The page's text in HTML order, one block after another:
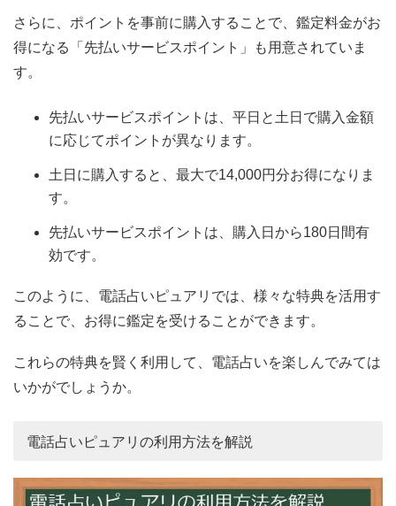
さらに、ポイントを事前に購入することで、鑑定料金がお
得になる「先払いサービスポイント」も用意されていま
す。
先払いサービスポイントは、平日と土日で購入金額
に応じてポイントが異なります。
土日に購入すると、最大で14,000円分お得になりま
す。
先払いサービスポイントは、購入日から180日間有
効です。
このように、電話占いピュアリでは、様々な特典を活用す
ることで、お得に鑑定を受けることができます。
これらの特典を賢く利用して、電話占いを楽しんでみては
いかがでしょうか。
電話占いピュアリの利用方法を解説